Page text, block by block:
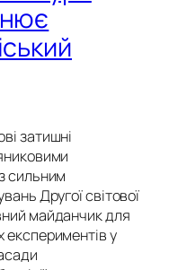
затишні
сильним
Другої світової
майданчик для
експериментів у